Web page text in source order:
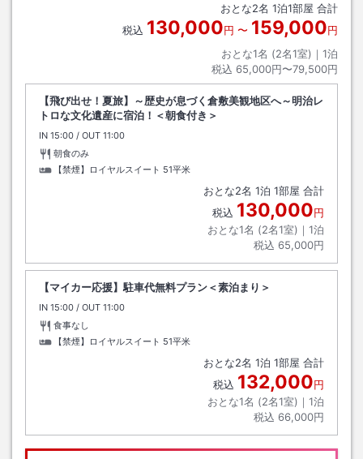
おとな2名 1泊1部屋 合計
税込 130,000円 〜 159,000円
おとな1名 (2名1室)｜ 1泊
税込 65,000円〜79,500円
【飛び出せ！夏旅】～歴史が息づく倉敷美観地区へ～明治レ
トロな文化遺産に宿泊！＜朝食付き＞
IN チェックイン
15:00 / OUT チェックアウト
11:00
朝食のみ
【禁煙】ロイヤルスイート 51平米
おとな2名 1泊 1部屋 合計
税込 130,000円
おとな1名 (2名1室)｜ 1泊
税込 65,000円
【マイカー応援】駐車代無料プラン＜素泊まり＞
IN チェックイン
15:00 / OUT チェックアウト
11:00
食事なし
【禁煙】ロイヤルスイート 51平米
おとな2名 1泊 1部屋 合計
税込 132,000円
おとな1名 (2名1室)｜ 1泊
税込 66,000円